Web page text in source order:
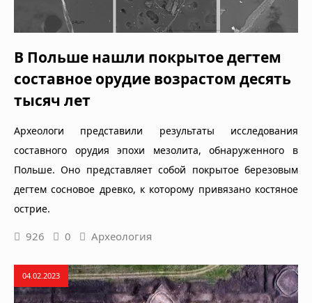
В Польше нашли покрытое дегтем
составное орудие возрастом десять
тысяч лет
Археологи представили результаты исследования
составного орудия эпохи мезолита, обнаруженного в
Польше. Оно представляет собой покрытое березовым
дегтем сосновое древко, к которому привязано костяное
острие.
926 0 Археология
04.02.2023